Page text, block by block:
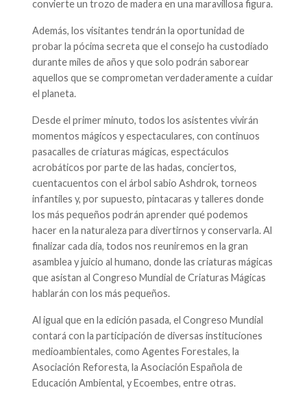
convierte un trozo de madera en una maravillosa figura.
Además, los visitantes tendrán la oportunidad de
probar la pócima secreta que el consejo ha custodiado
durante miles de años y que solo podrán saborear
aquellos que se comprometan verdaderamente a cuidar
el planeta.
Desde el primer minuto, todos los asistentes vivirán
momentos mágicos y espectaculares, con continuos
pasacalles de criaturas mágicas, espectáculos
acrobáticos por parte de las hadas, conciertos,
cuentacuentos con el árbol sabio Ashdrok, torneos
infantiles y, por supuesto, pintacaras y talleres donde
los más pequeños podrán aprender qué podemos
hacer en la naturaleza para divertirnos y conservarla. Al
finalizar cada día, todos nos reuniremos en la gran
asamblea y juicio al humano, donde las criaturas mágicas
que asistan al Congreso Mundial de Criaturas Mágicas
hablarán con los más pequeños.
Al igual que en la edición pasada, el Congreso Mundial
contará con la participación de diversas instituciones
medioambientales, como Agentes Forestales, la
Asociación Reforesta, la Asociación Española de
Educación Ambiental, y Ecoembes, entre otras.